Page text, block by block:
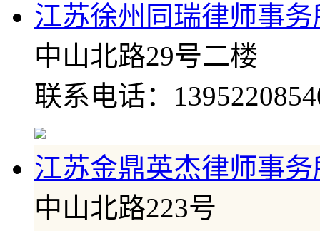
江苏徐州同瑞律师事务
中山北路29号二楼
联系电话：
江苏金鼎英杰律师事务
中山北路223号